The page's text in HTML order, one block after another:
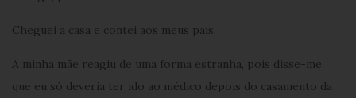
Cheguei a casa e contei aos meus pais.
A minha mãe reagiu de uma forma estranha, pois disse-me
que eu só deveria ter ido ao médico depois do casamento da